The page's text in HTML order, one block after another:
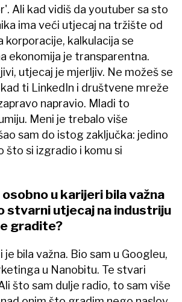
Ali kad vidiš da youtuber sa sto
ima veći utjecaj na tržište od
korporacije, kalkulacija se
ekonomija je transparentna.
utjecaj je mjerljiv. Ne možeš se
ti LinkedIn i društvene mreže
napravio. Mladi to
Meni je trebalo više
sam do istog zaključka: jedino
što si izgradio i komu si
u karijeri bila važna
stvarni utjecaj na industriju
gradite?
bila važna. Bio sam u Googleu,
u Nanobitu. Te stvari
što sam dulje radio, to sam više